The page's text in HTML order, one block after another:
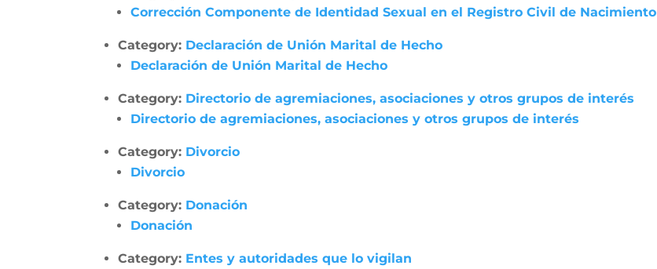
Corrección Componente de Identidad Sexual en el Registro Civil de Nacimiento
Category: Declaración de Unión Marital de Hecho
Declaración de Unión Marital de Hecho
Category: Directorio de agremiaciones, asociaciones y otros grupos de interés
Directorio de agremiaciones, asociaciones y otros grupos de interés
Category: Divorcio
Divorcio
Category: Donación
Donación
Category: Entes y autoridades que lo vigilan